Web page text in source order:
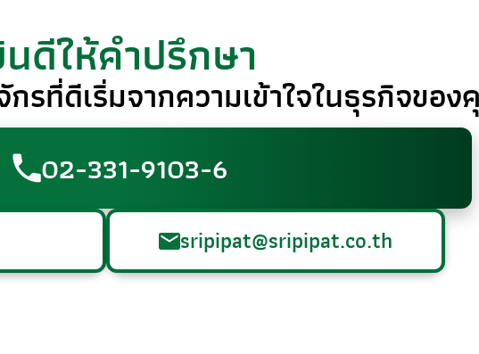
ดีให้คำปรึกษา
จักรที่ดีเริ่มจากความเข้าใจในธุรกิจขอ
02-331-9103-6
sripipat@sripipat.co.th